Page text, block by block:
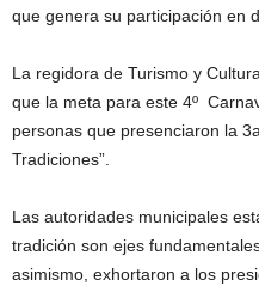
que genera su participación en
La regidora de Turismo y
que la meta para este 4º
personas que presenciaron la
Tradiciones”.
Las autoridades municipales
tradición son ejes
asimismo, exhortaron a los